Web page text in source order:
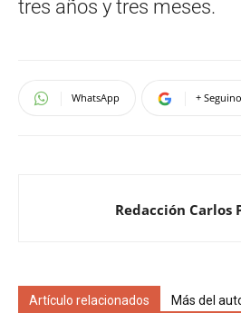
tres años y tres meses.
WhatsApp +
Redacción Carlos
Artículo relacionados Más del